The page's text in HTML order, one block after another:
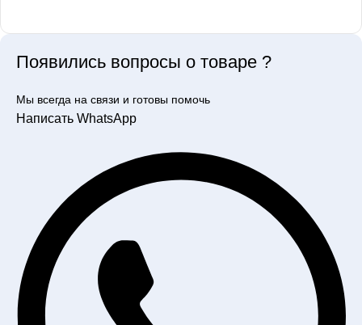
Появились вопросы о товаре ?
Мы всегда на связи и готовы помочь
Написать WhatsApp